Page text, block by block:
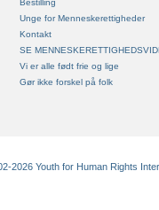
Bestilling
Unge for Menneskerettigheder
Kontakt
SE
Vi er alle født frie og lige
Gør ikke forskel på folk
2026 Youth for Human Rights